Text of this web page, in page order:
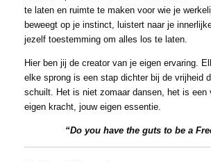
te laten en ruimte te maken voor wie je
beweegt op je instinct, luistert naar je
jezelf toestemming om alles los te laten.
Hier ben jij de creator van je eigen ervaring.
elke sprong is een stap dichter bij de vrijheid
schuilt. Het is niet zomaar dansen, het is een
eigen kracht, jouw eigen essentie.
“Do you have the guts to be a